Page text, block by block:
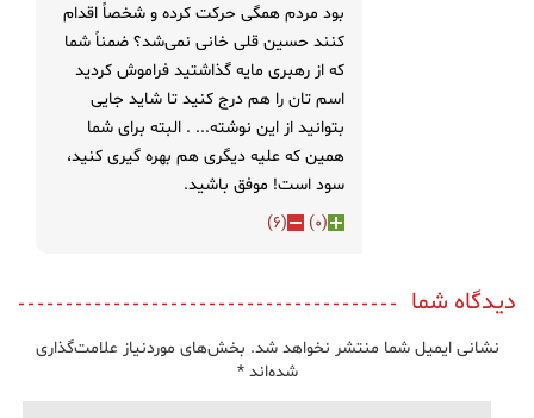
بود مردم همگی حرکت کرده و شخصاً اقدام
کنند حسین قلی خانی نمی‌شد؟ ضمناً شما
که از رهبری مایه گذاشتید فراموش کردید
اسم تان را هم درج کنید تا شاید جایی
بتوانید از این نوشته... . البته برای شما
همین که علیه دیگری هم بهره گیری کنید،
سود است! موفق باشید.
(
0
)
(
6
)
دیدگاه شما
نشانی ایمیل شما منتشر نخواهد شد. بخش‌های موردنیاز علامت‌گذاری
شده‌اند*